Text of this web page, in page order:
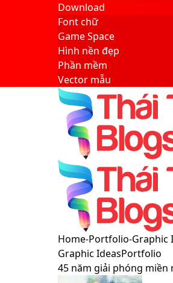
Download
Font chữ
Game Space
Hình nền đẹp
Phần mềm
Vector mẫu
Sidebar
Search
for
Menu
Switch
skin
Home-Portfolio-Graphic
Graphic IdeasPortfolio
45 năm giải phóng